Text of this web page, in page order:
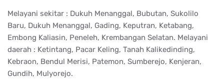
Melayani sekitar : Dukuh Menanggal, Bubutan, Sukolilo
Baru, Dukuh Menanggal, Gading, Keputran, Ketabang,
Embong Kaliasin, Peneleh, Krembangan Selatan. Melayani
daerah : Ketintang, Pacar Keling, Tanah Kalikedinding,
Kebraon, Bendul Merisi, Patemon, Sumberejo, Kenjeran,
Gundih, Mulyorejo.